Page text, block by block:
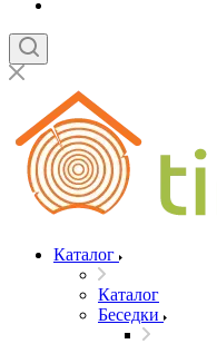
Каталог
Каталог
Беседки